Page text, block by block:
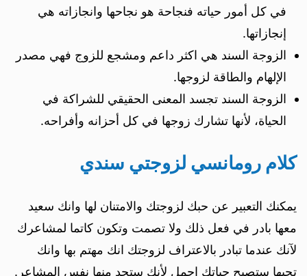
في كل أمور حياته فنجاحة هو نجاحها وانجازاته هي
إنجازاتها.
الزوجة السند هي اكثر داعم ومشجع للزوج فهي مصدر
الإلهام والطاقة لزوجها.
الزوجة السند تجسد المعنى الحقيقي للشراكة في
الحياة، لأنها تشارك زوجها في كل أحزانه وأفراحه.
كلام رومانسي لزوجتي سندي
يمكنك التعبير عن حبك لزوجتك والامتنان لها وانك سعيد
معها بادر في فعل ذلك ولا تصمت وتكون كاتما لمشاعرك
لآنك عندما تبادر بالاعتراف لزوجتك انك مهتم بها وانك
تحبها ستصبح حياتك اجمل لأنك ستجد منها نفس المشاعر.